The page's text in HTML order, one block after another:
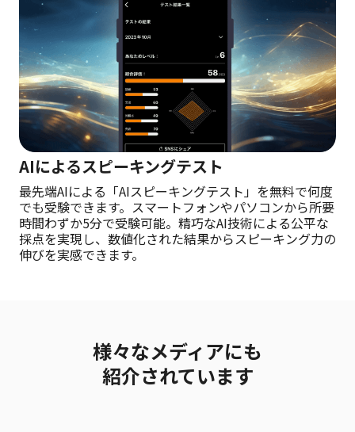
AIによるスピーキングテスト
最先端AIによる「AIスピーキングテスト」を無料で何度
でも受験できます。スマートフォンやパソコンから所要
時間わずか5分で受験可能。精巧なAI技術による公平な
採点を実現し、数値化された結果からスピーキング力の
伸びを実感できます。
様々なメディアにも
紹介されています